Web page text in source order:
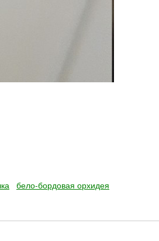
бело-бордовая орхидея